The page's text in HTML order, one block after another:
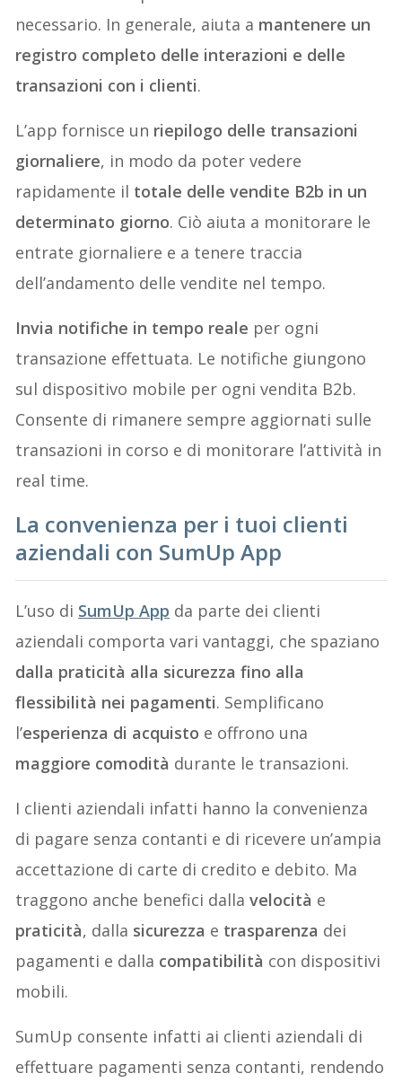
necessario. In generale, aiuta a mantenere un
registro completo delle interazioni e delle
transazioni con i clienti.
L’app fornisce un riepilogo delle transazioni
giornaliere, in modo da poter vedere
rapidamente il totale delle vendite B2b in un
determinato giorno. Ciò aiuta a monitorare le
entrate giornaliere e a tenere traccia
dell’andamento delle vendite nel tempo.
Invia notifiche in tempo reale per ogni
transazione effettuata. Le notifiche giungono
sul dispositivo mobile per ogni vendita B2b.
Consente di rimanere sempre aggiornati sulle
transazioni in corso e di monitorare l’attività in
real time.
La convenienza per i tuoi clienti
aziendali con SumUp App
L’uso di SumUp App da parte dei clienti
aziendali comporta vari vantaggi, che spaziano
dalla praticità alla sicurezza fino alla
flessibilità nei pagamenti. Semplificano
l’esperienza di acquisto e offrono una
maggiore comodità durante le transazioni.
I clienti aziendali infatti hanno la convenienza
di pagare senza contanti e di ricevere un’ampia
accettazione di carte di credito e debito. Ma
traggono anche benefici dallavelocità e
praticità, dalla sicurezza e trasparenza dei
pagamenti e dalla compatibilità con dispositivi
mobili.
SumUp consente infatti ai clienti aziendali di
effettuare pagamenti senza contanti, rendendo